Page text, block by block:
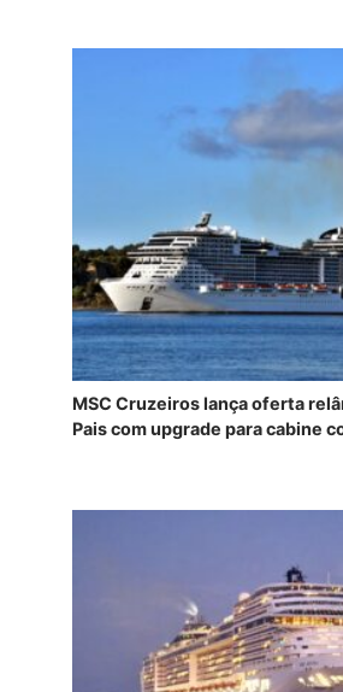
MSC Cruzeiros lança oferta
Pais com upgrade para cabine